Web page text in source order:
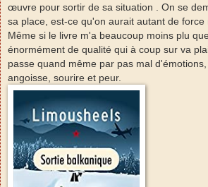
œuvre pour sortir de sa situation . On se
sa place, est-ce qu'on aurait autant de force
Même si le livre m'a beaucoup moins plu
énormément de qualité qui à coup sur va
passe quand même par pas mal
angoisse, sourire et peur.